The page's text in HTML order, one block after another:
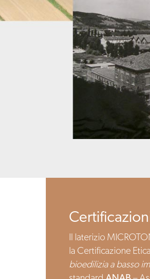
Il laterizio
la Certificazione
bioedilizia a basso